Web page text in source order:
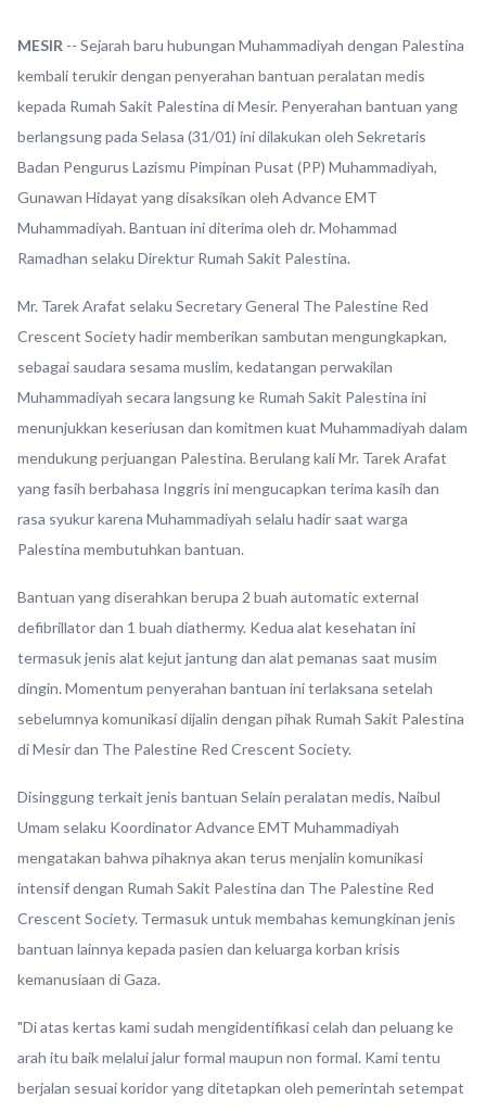
MESIR -- Sejarah baru hubungan Muhammadiyah dengan Palestina
kembali terukir dengan penyerahan bantuan peralatan medis
kepada Rumah Sakit Palestina di Mesir. Penyerahan bantuan yang
berlangsung pada Selasa (31/01) ini dilakukan oleh Sekretaris
Badan Pengurus Lazismu Pimpinan Pusat (PP) Muhammadiyah,
Gunawan Hidayat yang disaksikan oleh Advance EMT
Muhammadiyah. Bantuan ini diterima oleh dr. Mohammad
Ramadhan selaku Direktur Rumah Sakit Palestina.
Mr. Tarek Arafat selaku Secretary General The Palestine Red
Crescent Society hadir memberikan sambutan mengungkapkan,
sebagai saudara sesama muslim, kedatangan perwakilan
Muhammadiyah secara langsung ke Rumah Sakit Palestina ini
menunjukkan keseriusan dan komitmen kuat Muhammadiyah dalam
mendukung perjuangan Palestina. Berulang kali Mr. Tarek Arafat
yang fasih berbahasa Inggris ini mengucapkan terima kasih dan
rasa syukur karena Muhammadiyah selalu hadir saat warga
Palestina membutuhkan bantuan.
Bantuan yang diserahkan berupa 2 buah automatic external
defibrillator dan 1 buah diathermy. Kedua alat kesehatan ini
termasuk jenis alat kejut jantung dan alat pemanas saat musim
dingin. Momentum penyerahan bantuan ini terlaksana setelah
sebelumnya komunikasi dijalin dengan pihak Rumah Sakit Palestina
di Mesir dan The Palestine Red Crescent Society.
Disinggung terkait jenis bantuan Selain peralatan medis, Naibul
Umam selaku Koordinator Advance EMT Muhammadiyah
mengatakan bahwa pihaknya akan terus menjalin komunikasi
intensif dengan Rumah Sakit Palestina dan The Palestine Red
Crescent Society. Termasuk untuk membahas kemungkinan jenis
bantuan lainnya kepada pasien dan keluarga korban krisis
kemanusiaan di Gaza.
"Di atas kertas kami sudah mengidentifikasi celah dan peluang ke
arah itu baik melalui jalur formal maupun non formal. Kami tentu
berjalan sesuai koridor yang ditetapkan oleh pemerintah setempat